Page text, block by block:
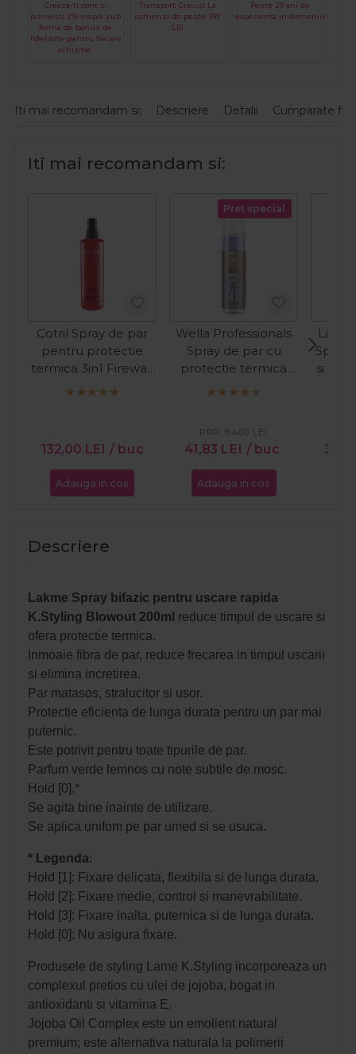
Creaza-ti cont si
primesti 2% inapoi sub
forma de bonus de
fidelitate pentru fiecare
achizitie.
Transport Gratuit La
comenzi de peste 399
LEI
Peste 29 ani de
experienta in domeniu
Iti mai recomandam si: Descriere Detalii Cumparate
Iti mai recomandam si:
Cotril Spray de par
pentru protectie
termica 3in1 Firewall
250ml
132,00 LEI / buc
Adauga in cos
Pret special
Wella Professionals
Spray de par cu
protectie termica
Eimi Thermal Image
41,83 LEI / buc
PRP: 84,60 LEI
Adauga in cos
Spray
si
Descriere
Lakme Spray bifazic pentru uscare rapida
K.Styling Blowout 200ml reduce timpul de uscare si
ofera protectie termica.
Inmoaie fibra de par, reduce frecarea in timpul uscarii
si elimina incretirea.
Par matasos, stralucitor si usor.
Protectie eficienta de lunga durata pentru un par mai
puternic.
Este potrivit pentru toate tipurile de par.
Parfum verde lemnos cu note subtile de mosc.
Hold [0].*
Se agita bine inainte de utilizare.
Se aplica unifom pe par umed si se usuca.
* Legenda:
Hold [1]: Fixare delicata, flexibila si de lunga durata.
Hold [2]: Fixare medie, control si manevrabilitate.
Hold [3]: Fixare inalta, puternica si de lunga durata.
Hold [0]: Nu asigura fixare.
Produsele de styling Lame K.Styling incorporeaza un
complexul pretios cu ulei de jojoba, bogat in
antioxidanti si vitamina E.
Jojoba Oil Complex este un emolient natural
premium; este alternativa naturala la polimerii